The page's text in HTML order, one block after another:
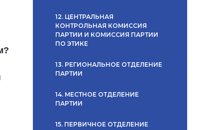
12. ЦЕНТРАЛЬНАЯ
КОНТРОЛЬНАЯ КОМИССИЯ
ПАРТИИ И КОМИССИЯ ПАРТИИ
ПО ЭТИКЕ
13. РЕГИОНАЛЬНОЕ ОТДЕЛЕНИЕ
ПАРТИИ
14. МЕСТНОЕ ОТДЕЛЕНИЕ
ПАРТИИ
15. ПЕРВИЧНОЕ ОТДЕЛЕНИЕ